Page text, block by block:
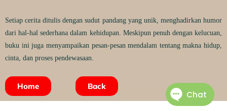
Setiap cerita ditulis dengan sudut pandang yang unik, menghadirkan humor
dari hal-hal sederhana dalam kehidupan. Meskipun penuh dengan kelucuan,
buku ini juga menyampaikan pesan-pesan mendalam tentang makna hidup,
cinta, dan proses pendewasaan.
Home Back